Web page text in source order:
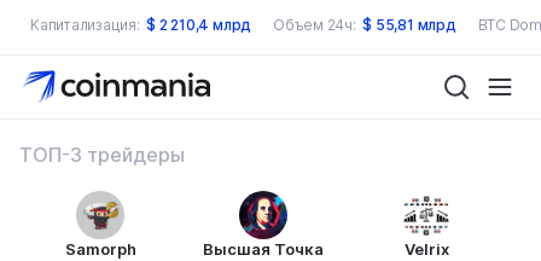
Капитализация: $ 2 210,4 млрд Объем 24ч: $ 55,81 млрд BTC
ТОП-3 трейдеры
Samorph Высшая Точка Velrix